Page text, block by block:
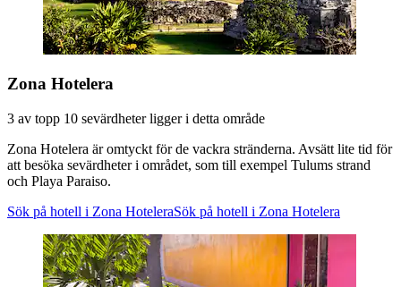
Zona Hotelera
3 av topp 10 sevärdheter ligger i detta område
Zona Hotelera är omtyckt för de vackra stränderna. Avsätt lite tid för
att besöka sevärdheter i området, som till exempel Tulums strand
och Playa Paraiso.
Sök på hotell i Zona HoteleraSök på hotell i Zona Hotelera